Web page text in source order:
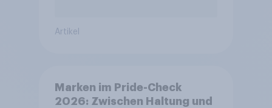
Artikel
Marken im Pride-Check
2026: Zwischen Haltung und